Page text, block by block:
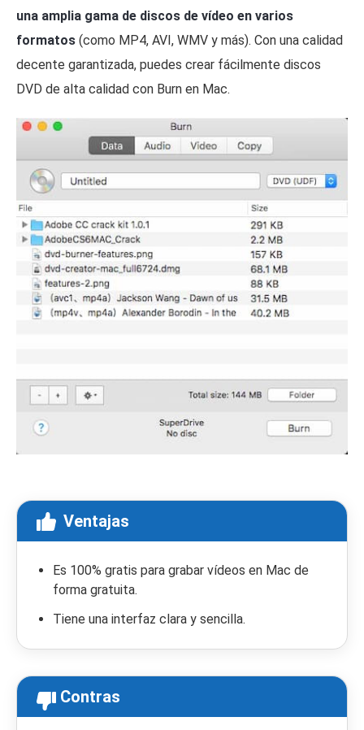
una amplia gama de discos de vídeo en varios
formatos (como MP4, AVI, WMV y más). Con una calidad
decente garantizada, puedes crear fácilmente discos
DVD de alta calidad con Burn en Mac.
Ventajas
Es 100% gratis para grabar vídeos en Mac de
forma gratuita.
Tiene una interfaz clara y sencilla.
Contras